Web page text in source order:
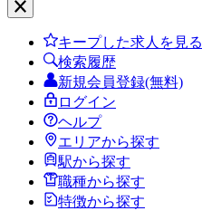
キープした求人を見る
検索履歴
新規会員登録(無料)
ログイン
ヘルプ
エリアから探す
駅から探す
職種から探す
特徴から探す